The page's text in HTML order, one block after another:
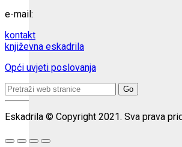
e-mail:
kontakt
književna eskadrila
Opći uvjeti poslovanja
Search
for:
Eskadrila © Copyright 2021. Sva prava